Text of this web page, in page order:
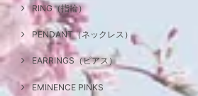
RING（指輪）
PENDANT（ネックレス）
EARRINGS（ピアス）
EMINENCE PINKS